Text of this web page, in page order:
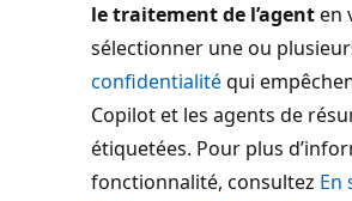
le traitement de l’agenten
sélectionner une ou
confidentialitéqui
Copilot et les agents de
étiquetées. Pour plus
fonctionnalité, consultez En